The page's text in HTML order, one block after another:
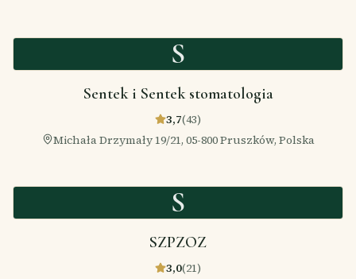
S
Sentek i Sentek stomatologia
3,7(43)
Michała Drzymały 19/21, 05-800 Pruszków, Polska
S
SZPZOZ
3,0(21)